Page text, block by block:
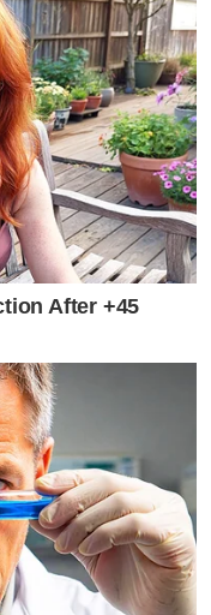
After +45